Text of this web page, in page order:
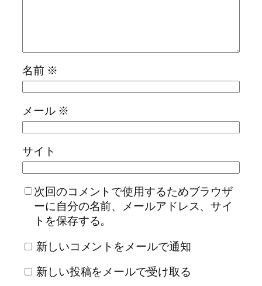
名前 ※
メール ※
サイト
次回のコメントで使用するためブラウザ
ーに自分の名前、メールアドレス、サイ
トを保存する。
新しいコメントをメールで通知
新しい投稿をメールで受け取る